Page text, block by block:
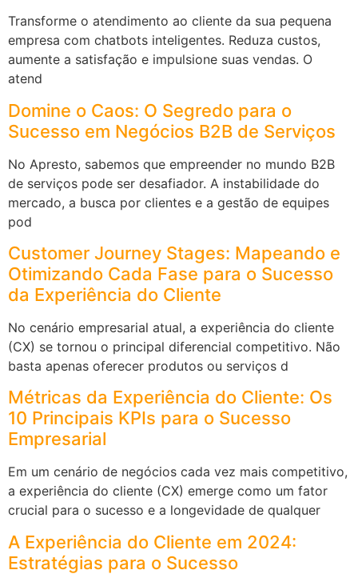
Transforme o atendimento ao cliente da sua pequena
empresa com chatbots inteligentes. Reduza custos,
aumente a satisfação e impulsione suas vendas. O
atend
Domine o Caos: O Segredo para o
Sucesso em Negócios B2B de Serviços
No Apresto, sabemos que empreender no mundo B2B
de serviços pode ser desafiador. A instabilidade do
mercado, a busca por clientes e a gestão de equipes
pod
Customer Journey Stages: Mapeando e
Otimizando Cada Fase para o Sucesso
da Experiência do Cliente
No cenário empresarial atual, a experiência do cliente
(CX) se tornou o principal diferencial competitivo. Não
basta apenas oferecer produtos ou serviços d
Métricas da Experiência do Cliente: Os
10 Principais KPIs para o Sucesso
Empresarial
Em um cenário de negócios cada vez mais competitivo,
a experiência do cliente (CX) emerge como um fator
crucial para o sucesso e a longevidade de qualquer
A Experiência do Cliente em 2024:
Estratégias para o Sucesso